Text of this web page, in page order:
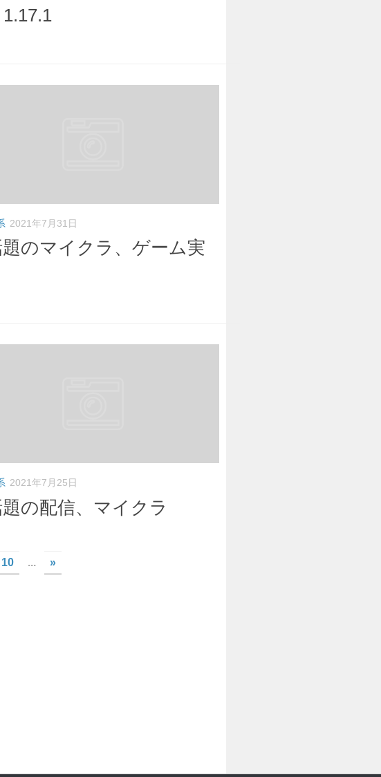
2021年7月31日
のマイクラ、ゲーム実
2021年7月25日
の配信、マイクラ
10 ... »